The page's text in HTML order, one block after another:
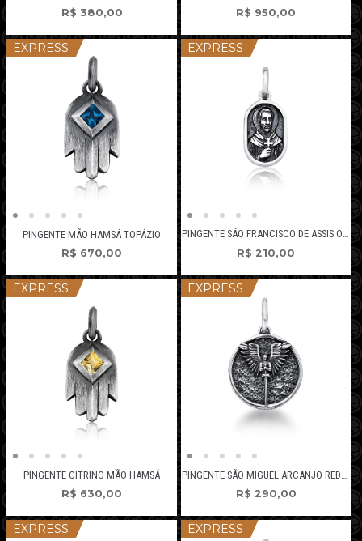
R$ 380,00
R$ 950,00
EXPRESS
PINGENTE MÃO HAMSÁ TOPÁZIO
R$ 670,00
EXPRESS
PINGENTE SÃO FRANCISCO DE ASSIS OVAL PEQUENO
R$ 210,00
EXPRESS
PINGENTE CITRINO MÃO HAMSÁ
R$ 630,00
EXPRESS
R$ 290,00
EXPRESS EXPRESS